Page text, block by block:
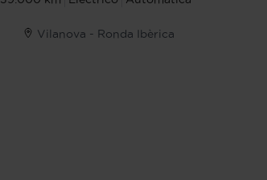
Vilanova - Ronda Ibèrica